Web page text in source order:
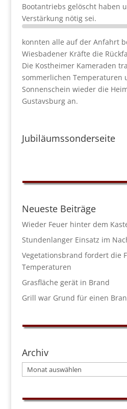
Bootantriebs gelöscht haben
Verstärkung nötig sei.
konnten alle auf der Anfahrt
Wiesbadener Kräfte die
Die Kostheimer Kameraden
sommerlichen Temperaturen
Sonnenschein wieder die
Gustavsburg an.
Jubiläumssonderseite
Neueste Beiträge
Wieder Feuer hinter dem
Stundenlanger Einsatz im
Vegetationsbrand fordert die
Temperaturen
Grasfläche gerät in Brand
Grill war Grund für einen
Archiv
Archiv